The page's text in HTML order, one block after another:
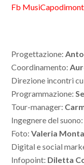
Fb
Progettazione:
Coordinamento:
Direzione incontri
Programmazione:
Tour-manager:
Ingegnere del suono:
Foto:Valeria
Digital e social
Infopoint: Diletta